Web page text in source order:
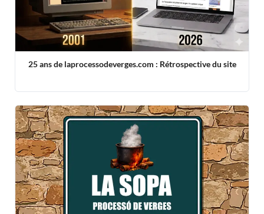
25 ans de laprocessodeverges.com : Rétrospective du site